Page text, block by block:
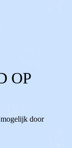
OP
mogelijk door